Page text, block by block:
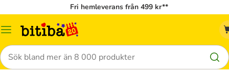
Fri hemleverans från 499 kr**
Meny
Sök